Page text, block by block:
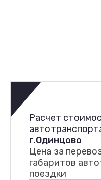
Расчет
г.Одинцово
Цена за
габаритов
поездки